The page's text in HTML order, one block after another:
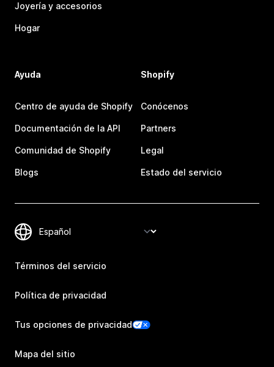
Joyería y accesorios
Hogar
Ayuda
Centro de ayuda de Shopify
Documentación de la API
Comunidad de Shopify
Blogs
Shopify
Conócenos
Partners
Legal
Estado del servicio
Términos del servicio
Política de privacidad
Tus opciones de privacidad
Mapa del sitio